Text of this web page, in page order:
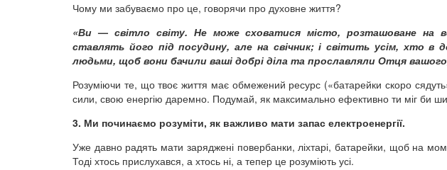
Чому ми забуваємо про це, говорячи про духовне життя?
«Ви —світло світу. Не може сховатися місто, розташоване на
ставлять його під посудину, але на свічник; і світить усім, хто в
людьми, щоб вони бачили ваші добрі діла та прославляли Отця
Розуміючи те, що твоє життя має обмежений ресурс («батарейки скоро
сили, свою енергію даремно. Подумай, як максимально ефективно ти міг би
3. Ми починаємо розуміти, як важливо мати запас електроенергії.
Уже давно радять мати заряджені повербанки, ліхтарі, батарейки, щоб на
Тоді хтось прислухався, а хтось ні, а тепер це розуміють усі.